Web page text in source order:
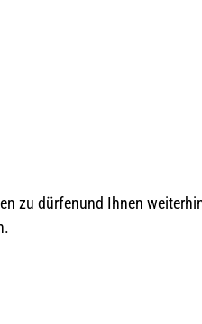
zu dürfenund Ihnen